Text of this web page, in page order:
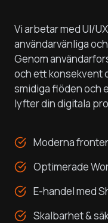
Vi arbetar med UI/
användarvänliga
Genom
och ett konsekvent
smidiga flöden och
lyfter din digitala
Moderna
Optimerade
E-handel med
Skalbarhet &